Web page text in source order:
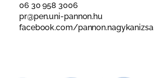
06 30 958 3006
pr@pen.uni-pannon.hu
facebook.com/pannon.nagykanizsa